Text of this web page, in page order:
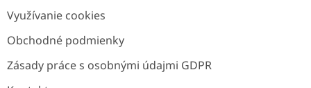
Využívanie cookies
Obchodné podmienky
Zásady práce s osobnými údajmi GDPR